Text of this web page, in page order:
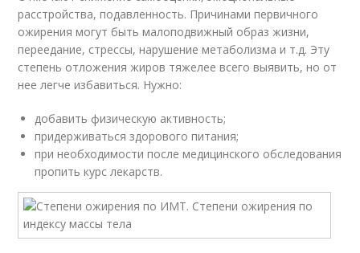
расстройства, подавленность. Причинами первичного
ожирения могут быть малоподвижный образ жизни,
переедание, стрессы, нарушение метаболизма и т.д. Эту
степень отложения жиров тяжелее всего выявить, но от
нее легче избавиться. Нужно:
добавить физическую активность;
придерживаться здорового питания;
при необходимости после медицинского обследования
пропить курс лекарств.